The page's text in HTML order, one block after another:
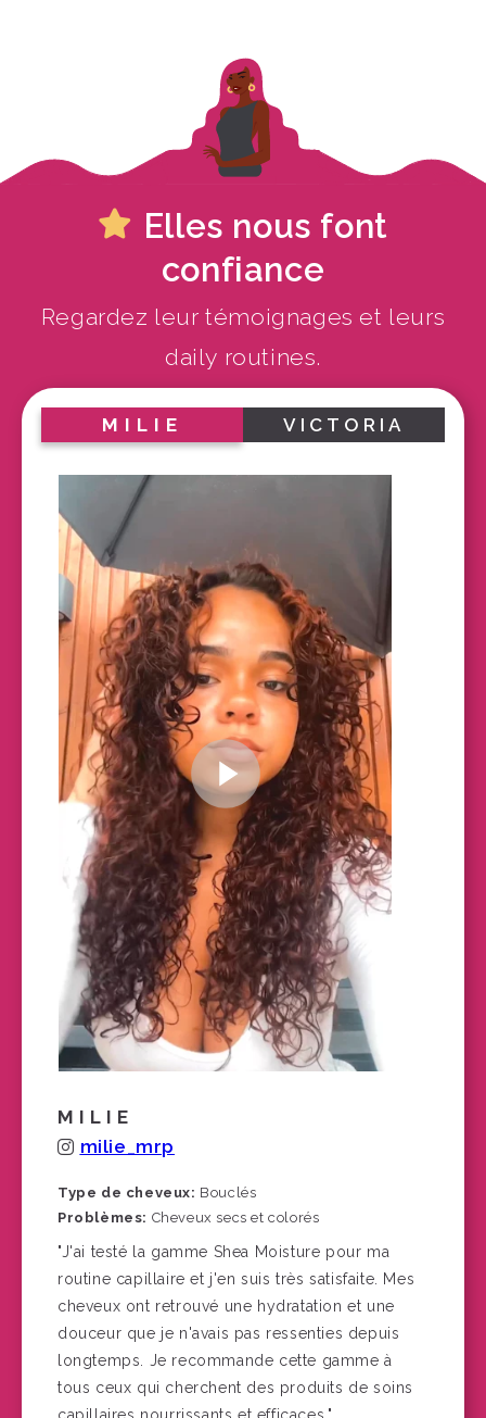
Elles nous font
confiance
Regardez leur témoignages et leurs
daily routines.
MILIE VICTORIA
MILIE
milie_mrp
Type de cheveux: Bouclés
Problèmes: Cheveux secs et colorés
"J'ai testé la gamme Shea Moisture pour ma
routine capillaire et j'en suis très satisfaite. Mes
cheveux ont retrouvé une hydratation et une
douceur que je n'avais pas ressenties depuis
longtemps. Je recommande cette gamme à
tous ceux qui cherchent des produits de soins